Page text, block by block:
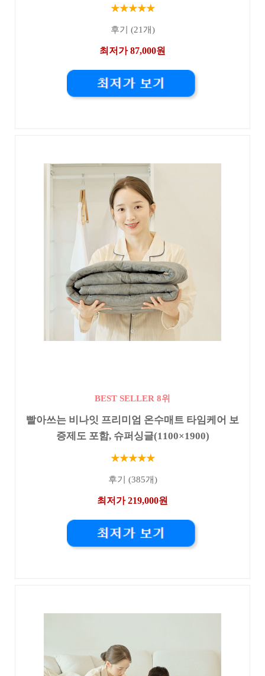
★★★★★
후기 (21개)
최저가 87,000원
BEST SELLER 8위
빨아쓰는 비나잇 프리미엄 온수매트 타임케어 보
증제도 포함, 슈퍼싱글(1100×1900)
★★★★★
후기 (385개)
최저가 219,000원